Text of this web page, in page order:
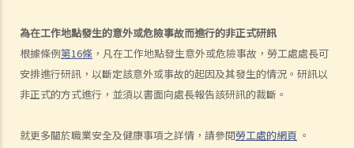
為在工作地點發生的意外或危險事故而進行的非正式研訊
根據條例第16條 ，凡在工作地點發生意外或危險事故，勞工處處長可
安排進行研訊，以斷定該意外或事故的起因及其發生的情況。研訊以
非正式的方式進行，並須以書面向處長報告該研訊的裁斷。
就更多關於職業安全及健康事項之詳情，請參閱勞工處的網頁 。
7. 僱主可否單方面減少僱員的工資，安排無薪假，或更改僱傭合約條款
嗎？
8. 建築及營造行業的總承判商有沒有責任支付次承判商的僱員的工資？
9. 工資是否包括酌情發給的佣金或花紅？
11. 如何計算年終酬金？我可於何時收取有關的款項？